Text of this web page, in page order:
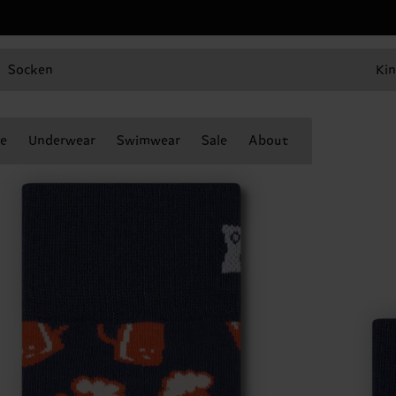
Socken
Underwear Swimwear Sale About